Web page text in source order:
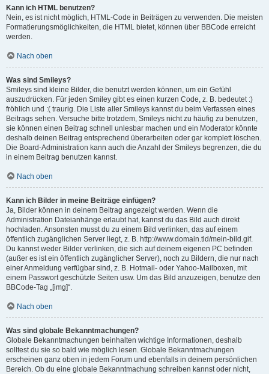
Kann ich HTML benutzen?
Nein, es ist nicht möglich, HTML-Code in Beiträgen zu verwenden. Die meisten
Formatierungsmöglichkeiten, die HTML bietet, können über BBCode erreicht
werden.
Nach oben
Was sind Smileys?
Smileys sind kleine Bilder, die benutzt werden können, um ein Gefühl
auszudrücken. Für jeden Smiley gibt es einen kurzen Code, z. B. bedeutet :)
fröhlich und :( traurig. Die Liste aller Smileys kannst du beim Verfassen eines
Beitrags sehen. Versuche bitte trotzdem, Smileys nicht zu häufig zu benutzen,
sie können einen Beitrag schnell unlesbar machen und ein Moderator könnte
deshalb deinen Beitrag entsprechend überarbeiten oder gar komplett löschen.
Die Board-Administration kann auch die Anzahl der Smileys begrenzen, die du
in einem Beitrag benutzen kannst.
Nach oben
Kann ich Bilder in meine Beiträge einfügen?
Ja, Bilder können in deinem Beitrag angezeigt werden. Wenn die
Administration Dateianhänge erlaubt hat, kannst du das Bild auch direkt
hochladen. Ansonsten musst du zu einem Bild verlinken, das auf einem
öffentlich zugänglichen Server liegt, z. B. http://www.domain.tld/mein-bild.gif.
Du kannst weder Bilder verlinken, die sich auf deinem eigenen PC befinden
(außer es ist ein öffentlich zugänglicher Server), noch zu Bildern, die nur nach
einer Anmeldung verfügbar sind, z. B. Hotmail- oder Yahoo-Mailboxen, mit
einem Passwort geschützte Seiten usw. Um das Bild anzuzeigen, benutze den
BBCode-Tag „[img]“.
Nach oben
Was sind globale Bekanntmachungen?
Globale Bekanntmachungen beinhalten wichtige Informationen, deshalb
solltest du sie so bald wie möglich lesen. Globale Bekanntmachungen
erscheinen ganz oben in jedem Forum und ebenfalls in deinem persönlichen
Bereich. Ob du eine globale Bekanntmachung schreiben kannst oder nicht,